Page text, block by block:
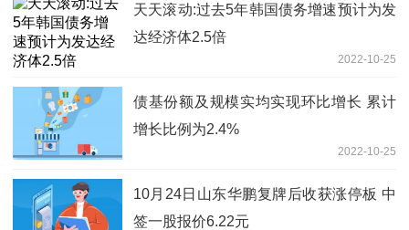
天天滚动:过去5年韩国债务增速预计为发
达经济体2.5倍
2022-10-25
债基份额及规模实均实现环比增长 累计
增长比例为2.4%
2022-10-25
10月24日山东华鹏复牌后收获涨停板 中
签一股报价6.22元